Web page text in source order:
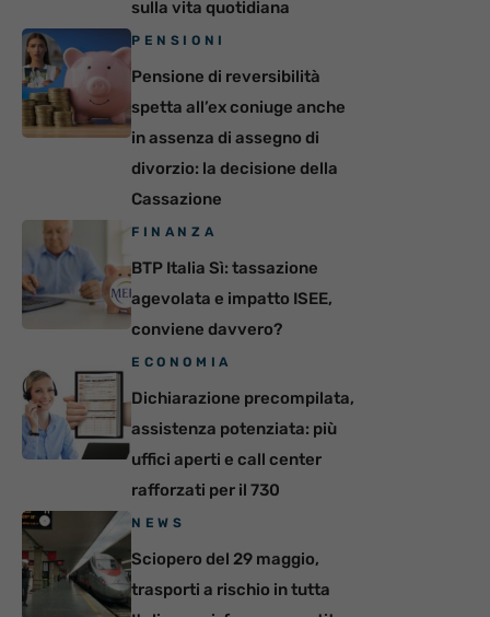
sulla vita quotidiana
PENSIONI
Pensione di reversibilità
spetta all’ex coniuge anche
in assenza di assegno di
divorzio: la decisione della
Cassazione
FINANZA
BTP Italia Sì: tassazione
agevolata e impatto ISEE,
conviene davvero?
ECONOMIA
Dichiarazione precompilata,
assistenza potenziata: più
uffici aperti e call center
rafforzati per il 730
NEWS
Sciopero del 29 maggio,
trasporti a rischio in tutta